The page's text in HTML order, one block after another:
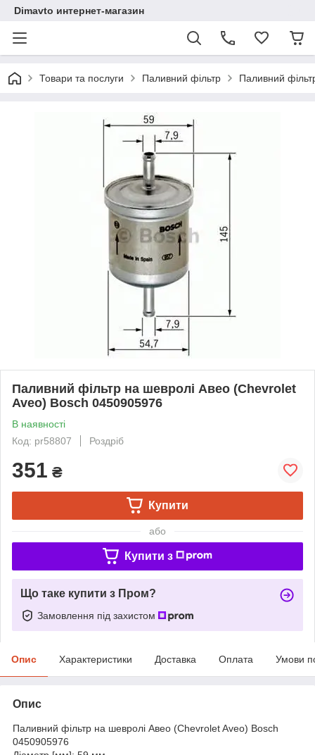
Dimavto интернет-магазин
Товари та послуги Паливний фільтр Паливний
Паливний фільтр на шевролі Авео (Chevrolet
Aveo) Bosch 0450905976
В наявності
Код: pr58807
Роздріб
351 ₴
Купити
або
Купити з
Що таке купити з Пром?
Замовлення під захистом
Опис Характеристики Доставка Оплата Умови
Опис
Паливний фільтр на шевролі Авео (Chevrolet Aveo) Bosch
0450905976